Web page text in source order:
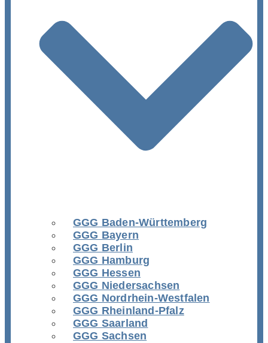
GGG Baden-Württemberg
GGG Bayern
GGG Berlin
GGG Hamburg
GGG Hessen
GGG Niedersachsen
GGG Nordrhein-Westfalen
GGG Rheinland-Pfalz
GGG Saarland
GGG Sachsen